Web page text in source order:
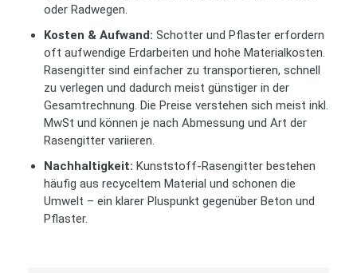
oder Radwegen.
Kosten & Aufwand: Schotter und Pflaster erfordern
oft aufwendige Erdarbeiten und hohe Materialkosten.
Rasengitter sind einfacher zu transportieren, schnell
zu verlegen und dadurch meist günstiger in der
Gesamtrechnung. Die Preise verstehen sich meist inkl.
MwSt und können je nach Abmessung und Art der
Rasengitter variieren.
Nachhaltigkeit: Kunststoff-Rasengitter bestehen
häufig aus recyceltem Material und schonen die
Umwelt – ein klarer Pluspunkt gegenüber Beton und
Pflaster.